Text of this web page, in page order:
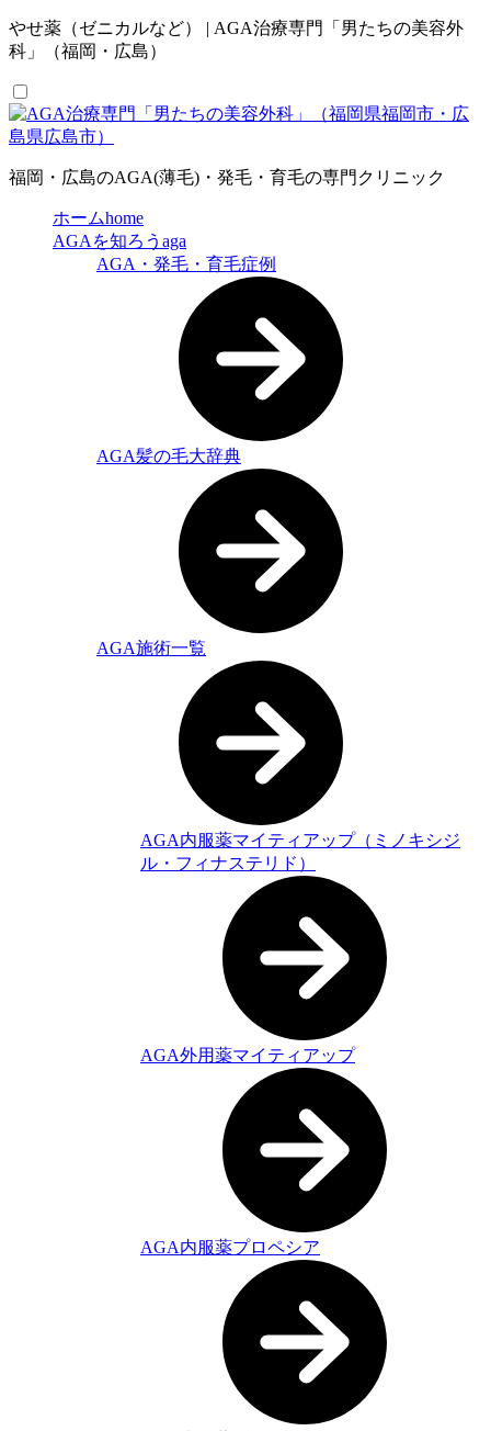
やせ薬（ゼニカルなど） | AGA治療専門「男たちの美容外
科」（福岡・広島）
福岡・広島のAGA(薄毛)・発毛・育毛の専門クリニック
ホームhome
AGAを知ろう aga
AGA・発毛・育毛症例
AGA髪の毛大辞典
AGA施術一覧
AGA内服薬マイティアップ（ミノキシジ
ル・フィナステリド）
AGA外用薬マイティアップ
AGA内服薬プロペシア